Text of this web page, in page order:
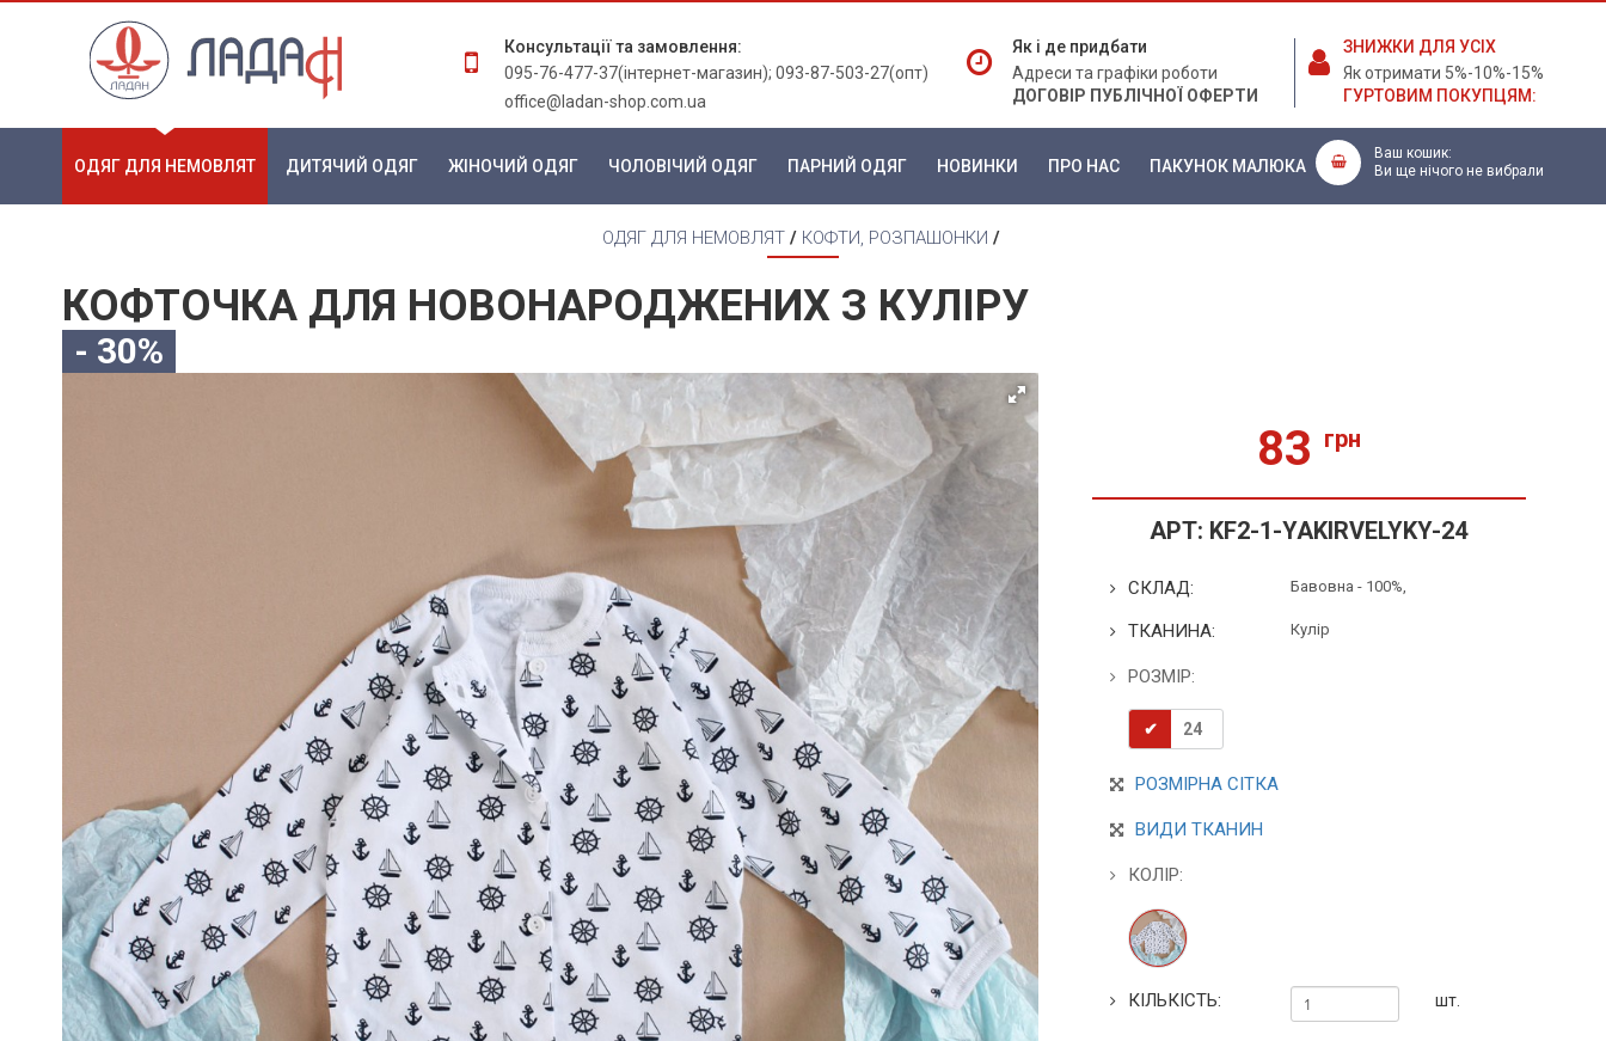
Консультації та замовлення:
095-76-477-37(інтернет-магазин); 093-87-503-27(опт)
office@ladan-shop.com.ua
Як і де придбати
Адреси та графіки роботи
ДОГОВІР ПУБЛІЧНОЇ ОФЕРТИ
ЗНИЖКИ ДЛЯ УСІХ
Як отримати 5%-10%-15%
ГУРТОВИМ ПОКУПЦЯМ:
ОДЯГ ДЛЯ НЕМОВЛЯТ ДИТЯЧИЙ ОДЯГ ЖІНОЧИЙ ОДЯГ ЧОЛОВІЧИЙ ОДЯГ ПАРНИЙ ОДЯГ НОВИНКИ ПРО НАС ПАКУНОК МАЛЮКА
Ваш кошик:
Ви ще нічого не вибрали
ОДЯГ ДЛЯ НЕМОВЛЯТ/ КОФТИ, РОЗПАШОНКИ /
КОФТОЧКА ДЛЯ НОВОНАРОДЖЕНИХ З КУЛІРУ
- 30%
83 грн
АРТ: KF2-1-YAKIRVELYKY-24
СКЛАД: Бавовна - 100%,
ТКАНИНА: Кулір
РОЗМІР:
24
РОЗМІРНА СІТКА
ВИДИ ТКАНИН
КОЛІР:
КІЛЬКІСТЬ: шт.